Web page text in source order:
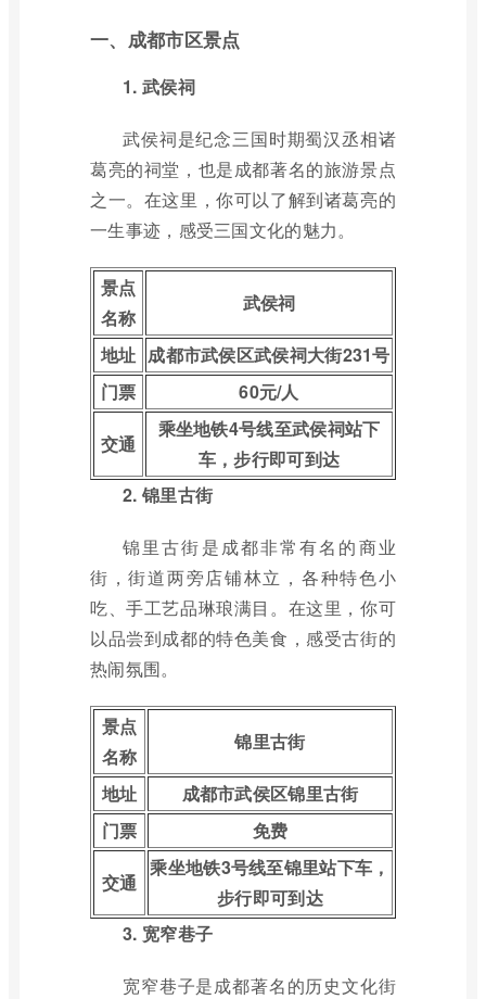
一、 成都市区景点
1. 武侯祠
武侯祠是纪念三国时期蜀汉丞相诸
葛亮的祠堂，也是成都著名的旅游景点
之一。在这里，你可以了解到诸葛亮的
一生事迹，感受三国文化的魅力。
景点
名称
武侯祠
地址 成都市武侯区武侯祠大街231号
门票
60元/人
交通
乘坐地铁4号线至武侯祠站下
车，步行即可到达
2. 锦里古街
锦里古街是成都非常有名的商业
街，街道两旁店铺林立，各种特色小
吃、手工艺品琳琅满目。在这里，你可
以品尝到成都的特色美食，感受古街的
热闹氛围。
景点
名称
锦里古街
地址
成都市武侯区锦里古街
门票
免费
交通
乘坐地铁3号线至锦里站下车，
步行即可到达
3. 宽窄巷子
宽窄巷子是成都著名的历史文化街